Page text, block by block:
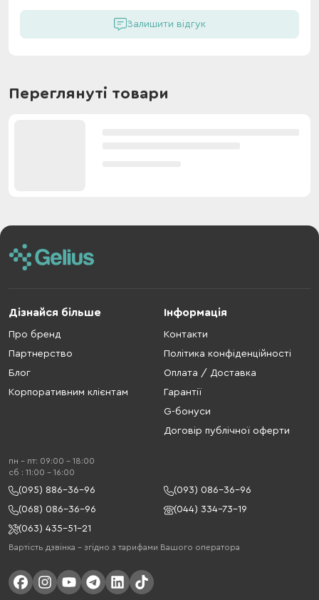
Залишити відгук
Переглянуті товари
Дізнайся більше
Про бренд
Партнерство
Блог
Корпоративним клієнтам
Інформація
Контакти
Політика конфіденційності
Оплата / Доставка
Гарантії
G-бонуси
Договір публічної оферти
пн - пт: 09:00 - 18:00
cб : 11:00 - 16:00
(095) 886-36-96
(093) 086-36-96
(068) 086-36-96
(044) 334-73-19
(063) 435-51-21
Вартість дзвінка – згідно з тарифами Вашого оператора